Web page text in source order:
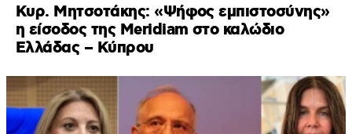
Κυρ. Μητσοτάκης: «Ψήφος εμπιστοσύνης»
η είσοδος της Meridiam στο καλώδιο
Ελλάδας – Κύπρου